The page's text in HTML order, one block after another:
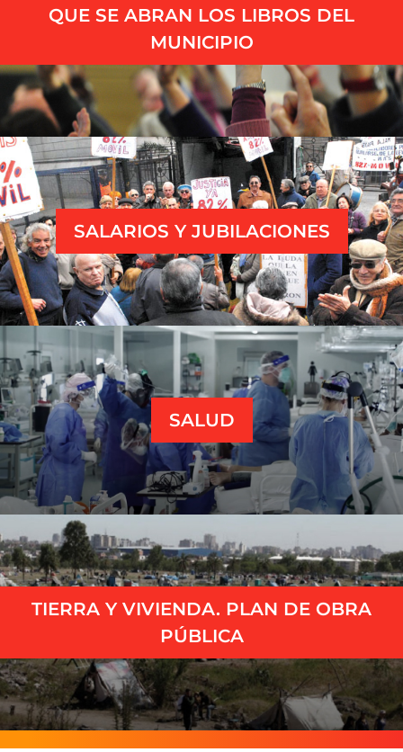
QUE SE ABRAN LOS LIBROS DEL
MUNICIPIO
SALARIOS Y JUBILACIONES
SALUD
TIERRA Y VIVIENDA. PLAN DE OBRA
PÚBLICA